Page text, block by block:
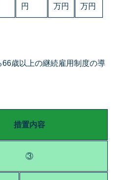
円 万円 万円
歳以上の継続雇用制度の導
措置内容
③